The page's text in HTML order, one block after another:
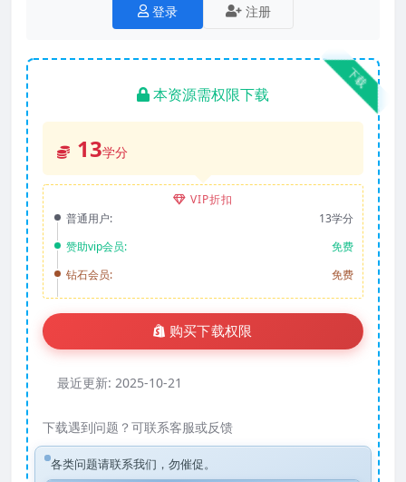
登录 注册
下载
本资源需权限下载
13学分
VIP折扣
普通用户:
13学分
赞助vip会员:
免费
钻石会员:
免费
购买下载权限
最近更新: 2025-10-21
下载遇到问题？可联系客服或反馈
各类问题请联系我们，勿催促。